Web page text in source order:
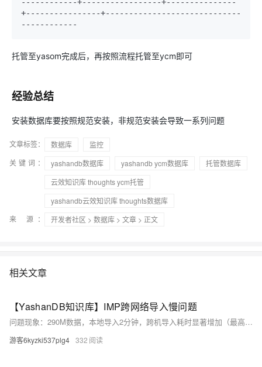
+----------------+-----------------------------
------------
托管至yasom完成后，再按照流程托管至ycm即可
经验总结
安装数据库要按照规范安装，非规范安装会导致一系列问题
文章标签： 数据库
监控
关键词：
yashandb数据库 yashandb ycm数据库
托管数据库
云效知识库 thoughts ycm托管
yashandb云效知识库 thoughts数据库
来 源：
开发者社区 > 数据库 > 文章 > 正文
相关文章
【YashanDB知识库】IMP跨网络导入慢问题
问题现象：290M数据，本地导入2分钟，跨机导入耗时显著增加（最高30分钟）。 原因分析：`imp`逐条SQL通过网络传输至yashanDB执行，交互频繁导致性能下降。 影响版本：客户测试环境22.2.8.3。 解决方法：将导入文件上传至与yashanDB同机后使用`imp`，减少网络延迟。 经验总结：优化`imp`工具，支持直接上传文件至服务器端执行，降低网络依赖。
游客6kyzki537plg4 332